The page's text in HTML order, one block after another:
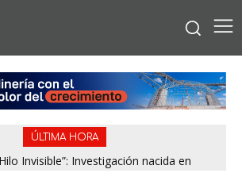
ÚLTIMA HORA
Invisible”: Investigación nacida en